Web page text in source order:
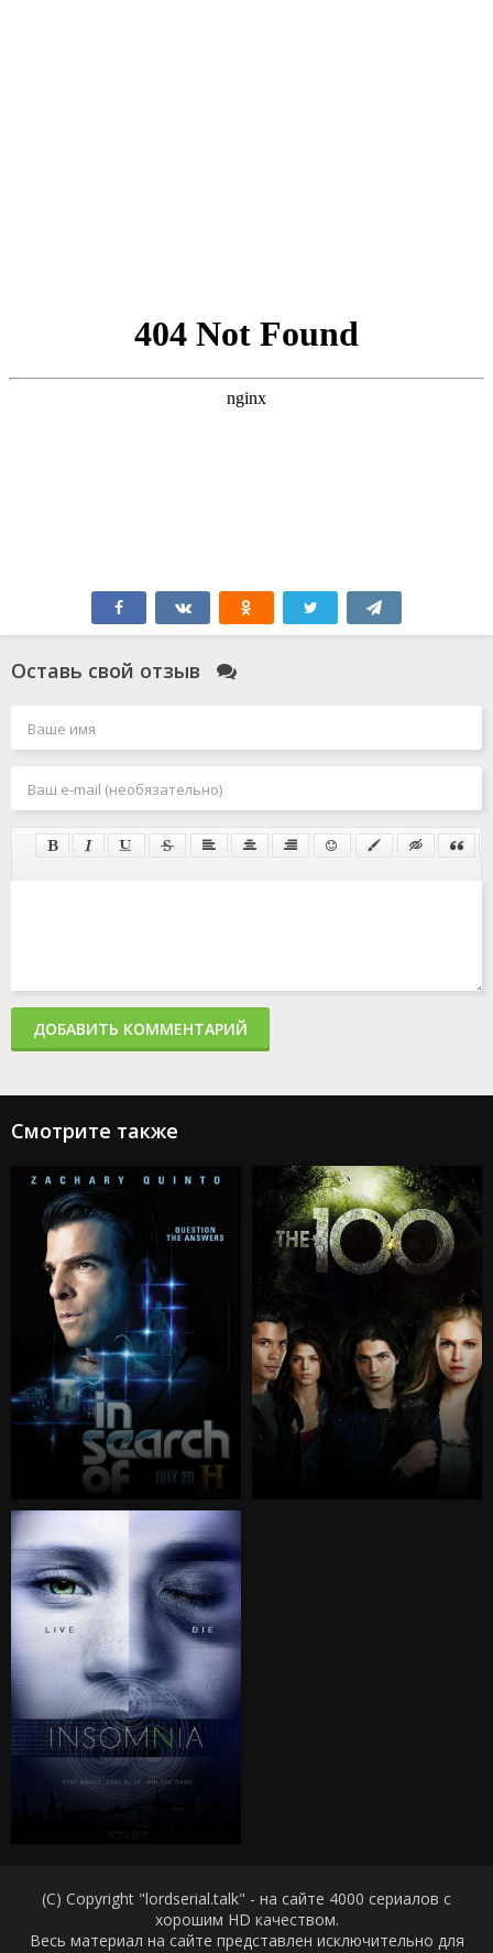
Оставь свой отзыв
ДОБАВИТЬ КОММЕНТАРИЙ
Смотрите также
(C) Copyright "lordserial.talk" - на сайте 4000 сериалов с
хорошим HD качеством.
Весь материал на сайте представлен исключительно для